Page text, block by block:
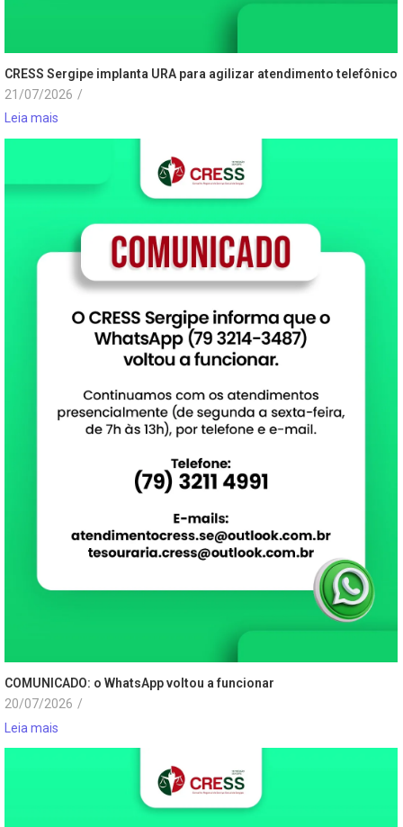
CRESS Sergipe implanta URA para agilizar atendimento telefônico
21/07/2026 /
Leia mais
COMUNICADO: o WhatsApp voltou a funcionar
20/07/2026 /
Leia mais